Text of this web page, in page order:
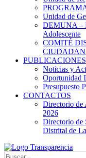
Unidad de
DEMUNA –
Adolescente
COMITÉ
PUBLICACIONES
Noticias y
Oportunidad
Presupuesto
CONTACTOS
Directorio de
2026
Directorio de
Distrital de